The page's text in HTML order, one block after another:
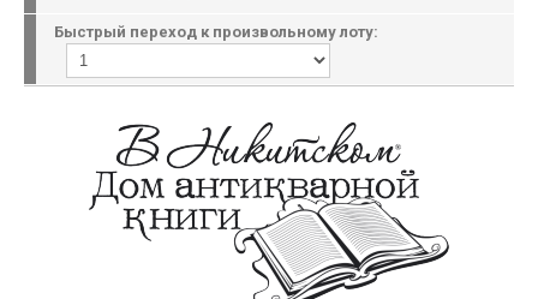
Быстрый переход к произвольному лоту: